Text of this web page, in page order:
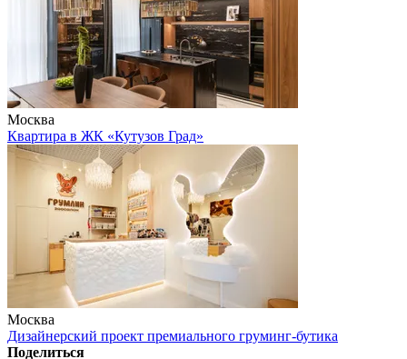
Москва
Квартира в ЖК «Кутузов Град»
Москва
Дизайнерский проект премиального груминг-бутика
Поделиться